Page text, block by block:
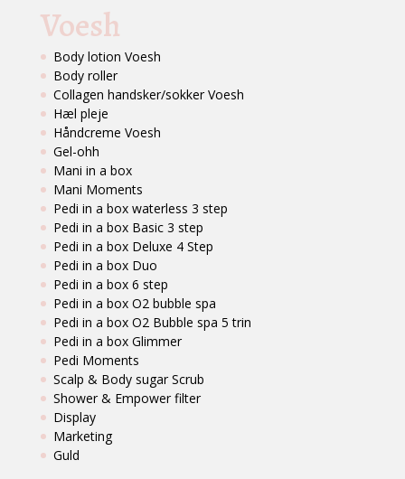
Voesh
Body lotion Voesh
Body roller
Collagen handsker/sokker Voesh
Hæl pleje
Håndcreme Voesh
Gel-ohh
Mani in a box
Mani Moments
Pedi in a box waterless 3 step
Pedi in a box Basic 3 step
Pedi in a box Deluxe 4 Step
Pedi in a box Duo
Pedi in a box 6 step
Pedi in a box O2 bubble spa
Pedi in a box O2 Bubble spa 5 trin
Pedi in a box Glimmer
Pedi Moments
Scalp & Body sugar Scrub
Shower & Empower filter
Display
Marketing
Guld